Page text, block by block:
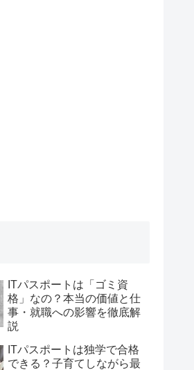
ITパスポートは「ゴミ資
格」なの？本当の価値と仕
事・就職への影響を徹底解
説
ITパスポートは独学で合格
できる？子育てしながら最